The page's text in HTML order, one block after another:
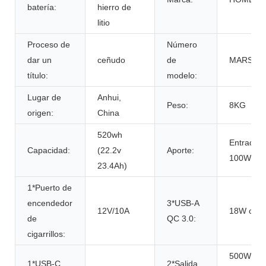
batería:
hierro de
litio
Proceso de
dar un
título:
ceñudo
Número
de
modelo:
Lugar de
origen:
Anhui,
China
Peso: 8KG
Capacidad:
520wh
(22.2v
23.4Ah)
Aporte:
Entrada
100W
1*Puerto de
encendedor
de
cigarrillos:
12V/10A
3*USB-A
QC 3.0:
18W
1*USB-C 2*Salida
500W,